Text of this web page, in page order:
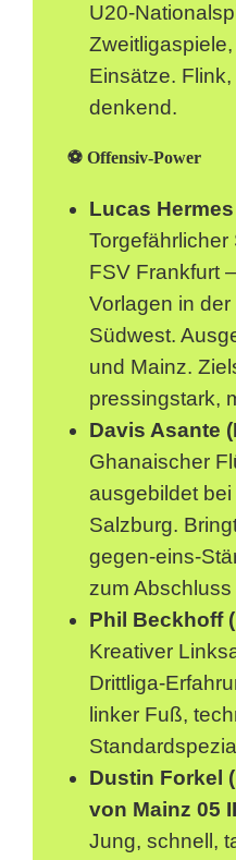
U20-
Einsätze.
denkend.
⚽ Offensiv-Power
Lucas Hermes
Torgefährlicher
FSV Frankfurt
Vorlagen in
Südwest.
und Mainz.
pressingstark,
Davis Asante
Ghanaischer
ausgebildet bei
Salzburg.
gegen-eins-
zum Abschluss
Phil Beckhoff
Kreativer
Drittliga-
linker Fuß,
Dustin Forkel
von Mainz 05
Jung, schnell,